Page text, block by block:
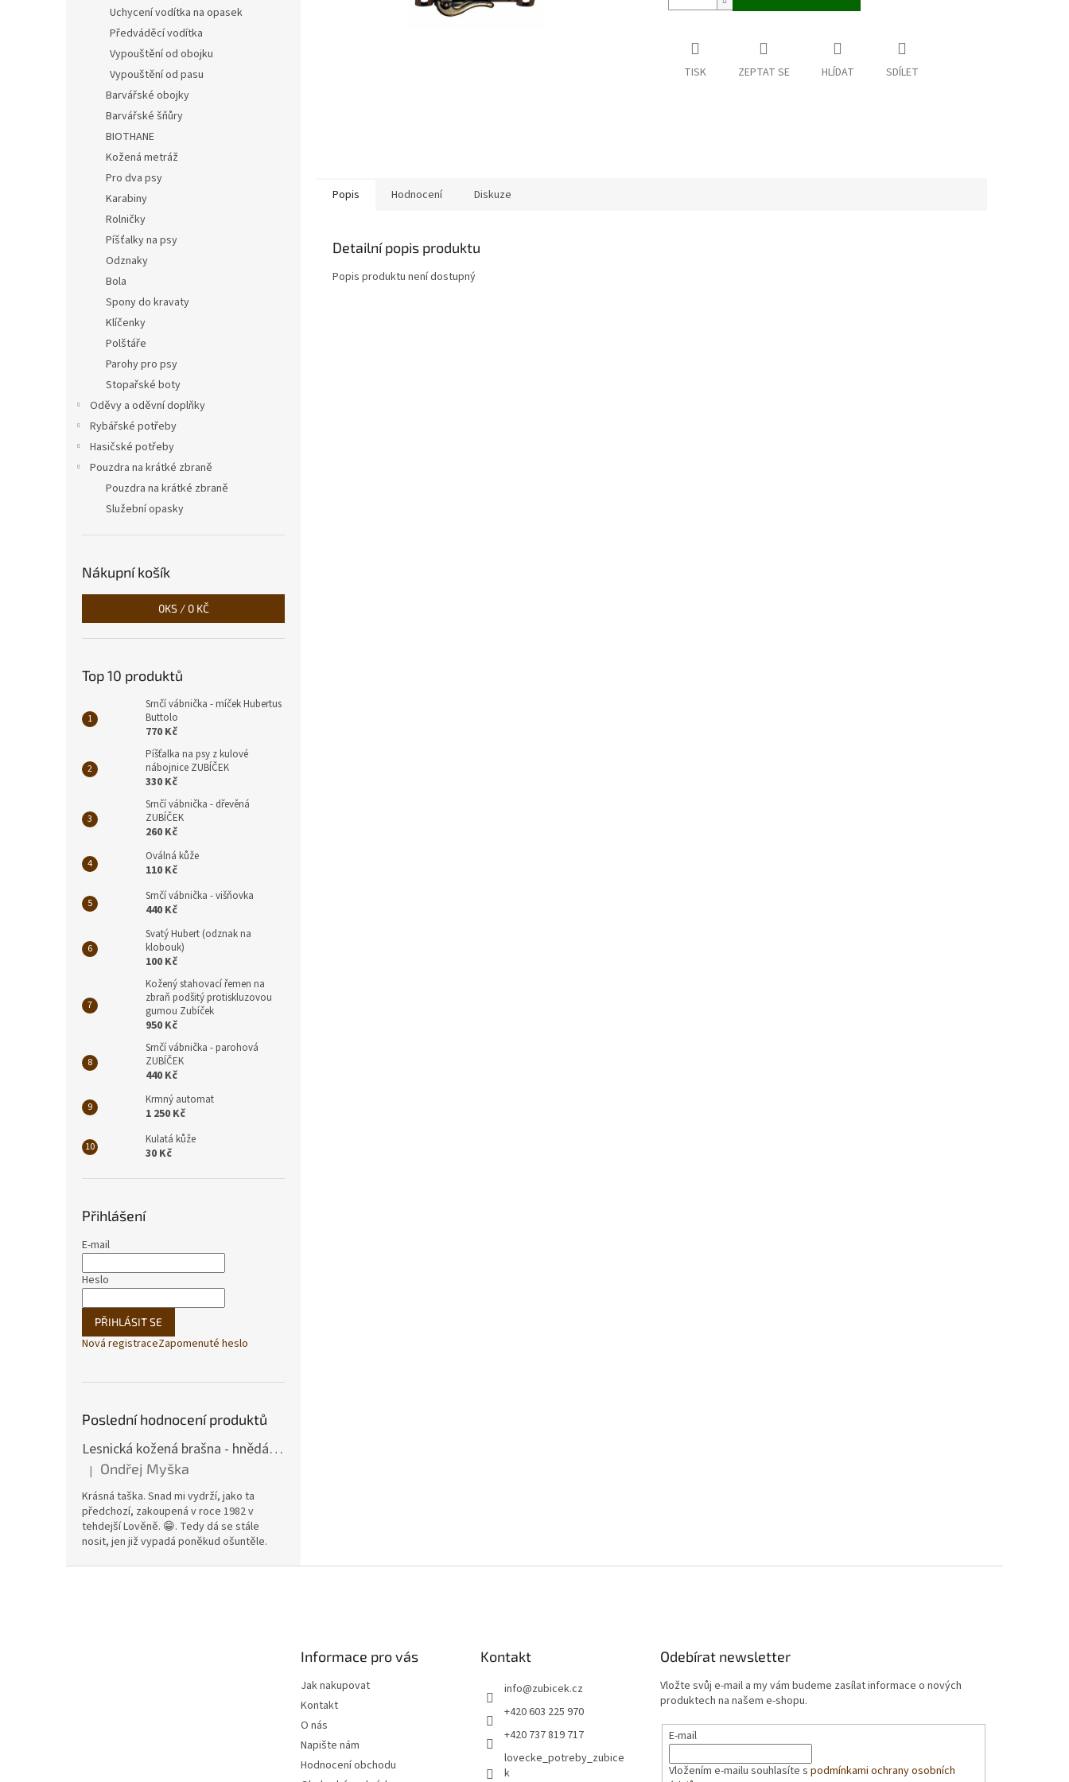
Uchycení vodítka na opasek
Předváděcí vodítka
Vypouštění od obojku
Vypouštění od pasu
Barvářské obojky
Barvářské šňůry
BIOTHANE
Kožená metráž
Pro dva psy
Karabiny
Rolničky
Píšťalky na psy
Odznaky
Bola
Spony do kravaty
Klíčenky
Polštáře
Parohy pro psy
Stopařské boty
Oděvy a oděvní doplňky
Rybářské potřeby
Hasičské potřeby
Pouzdra na krátké zbraně
Pouzdra na krátké zbraně
Služební opasky
Nákupní košík
0KS / 0 KČ
Top 10 produktů
Srnčí vábnička - míček Hubertus
Buttolo
770 Kč
Píšťalka na psy z kulové
nábojnice ZUBÍČEK
330 Kč
Srnčí vábnička - dřevěná
ZUBÍČEK
260 Kč
Oválná kůže
110 Kč
Srnčí vábnička - višňovka
440 Kč
Svatý Hubert (odznak na
klobouk)
100 Kč
Kožený stahovací řemen na
zbraň podšitý protiskluzovou
gumou Zubíček
950 Kč
Srnčí vábnička - parohová
ZUBÍČEK
440 Kč
Krmný automat
1 250 Kč
Kulatá kůže
30 Kč
Přihlášení
E-mail
Heslo
PŘIHLÁSIT SE
Nová registraceZapomenuté heslo
Poslední hodnocení produktů
Lesnická kožená brašna - hnědá hovězina
Hodnocení produktu je 5 z 5 hvězdiček.
| Ondřej Myška
Krásná taška. Snad mi vydrží, jako ta
předchozí, zakoupená v roce 1982 v
tehdejší Lověně. 😁. Tedy dá se stále
nosit, jen již vypadá poněkud ošuntěle.
TISK ZEPTAT SE HLÍDAT SDÍLET
Popis Hodnocení Diskuze
Detailní popis produktu
Popis produktu není dostupný
Informace pro vás
Jak nakupovat
Kontakt
O nás
Napište nám
Hodnocení obchodu
Kontakt
info@zubicek.cz
+420 603 225 970
+420 737 819 717
lovecke_potreby_zubice
k
Odebírat newsletter
Vložte svůj e-mail a my vám budeme zasílat informace o nových
produktech na našem e-shopu.
E-mail
Vložením e-mailu souhlasíte spodmínkami ochrany osobních